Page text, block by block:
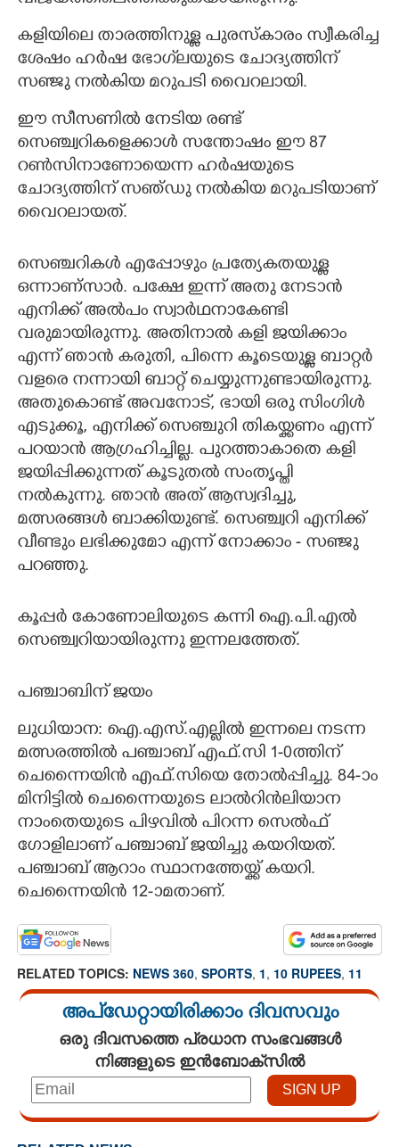
കളിയിലെ താരത്തിനുള്ള പുരസ്കാരം സ്വീകരിച്ച
ശേഷം ഹർഷ ഭോഗ്‌ലയുടെ ചോദ്യത്തിന്
സഞ്ജു നൽകിയ മറുപടി വൈറലായി.
ഈ സീസണിൽ നേടിയ രണ്ട്
സെഞ്ച്വറികളെക്കാൾ സന്തോഷം ഈ 87
റൺസിനാണോയെന്ന ഹർഷയുടെ
ചോദ്യത്തിന് സഞ്ഡു നൽകിയ മറുപടിയാണ്
വൈറലായത്.
സെഞ്ചറികൾ എപ്പോഴും പ്രത്യേകതയുള്ള
ഒന്നാണ്സാർ. പക്ഷേ ഇന്ന് അതു നേടാൻ
എനിക്ക് അൽപം സ്വാർഥനാകേണ്ടി
വരുമായിരുന്നു. അതിനാൽ കളി ജയിക്കാം
എന്ന് ഞാൻ കരുതി, പിന്നെ കൂടെയുള്ള ബാറ്റർ
വളരെ നന്നായി ബാറ്റ് ചെയ്യുന്നുണ്ടായിരുന്നു.
അതുകൊണ്ട് അവനോട്, ഭായി ഒരു സിംഗിൾ
എടുക്കൂ, എനിക്ക് സെഞ്ചുറി തികയ്ക്കണം എന്ന്
പറയാൻ ആഗ്രഹിച്ചില്ല. പുറത്താകാതെ കളി
ജയിപ്പിക്കുന്നത് കൂടുതൽ സംതൃപ്തി
നൽകുന്നു. ഞാൻ അത് ആസ്വദിച്ചു,
മത്സരങ്ങൾ ബാക്കിയുണ്ട്. സെഞ്ച്വറി എനിക്ക്
വീണ്ടും ലഭിക്കുമോ എന്ന് നോക്കാം - സഞ്ജു
പറഞ്ഞു.
കൂപ്പർ കോണോലിയുടെ കന്നി ഐ.പി.എൽ
സെഞ്ച്വറിയായിരുന്നു ഇന്നലത്തേത്.
പഞ്ചാബിന് ജയം
ലുധിയാന: ഐ.എസ്.എല്ലിൽ ഇന്നലെ നടന്ന
മത്സരത്തിൽ പ‌‌ഞ്ചാബ് എഫ്.സി 1-0ത്തിന്
ചെന്നൈയിൻ എഫ്.സിയെ തോൽപ്പിച്ചു. 84-ാം
മിനിട്ടിൽ ചെന്നൈയുടെ ലാൽറിൻലിയാന
നാംതെയുടെ പിഴവിൽ പിറന്ന സെൽഫ്
ഗോളിലാണ് പഞ്ചാബ് ജയിച്ചു കയറിയത്.
പ‌ഞ്ചാബ് ആറാം സ്ഥാനത്തേയ്ക്ക് കയറി.
ചെന്നൈയിൻ 12-ാമതാണ്.
RELATED TOPICS: NEWS 360, SPORTS, 1, 10 RUPEES, 11
അപ്ഡേറ്റായിരിക്കാം ദിവസവും
ഒരു ദിവസത്തെ പ്രധാന സംഭവങ്ങൾ
നിങ്ങളുടെ ഇൻബോക്സിൽ